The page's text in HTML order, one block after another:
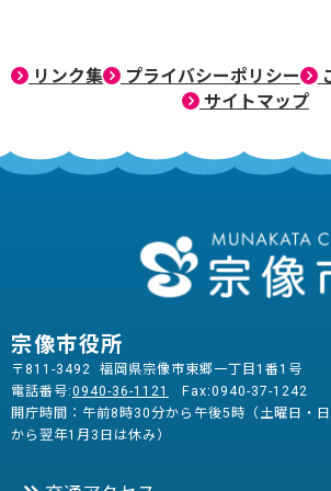
リンク集 プライバシーポリシー
サイトマップ
宗像市役所
〒811-3492 福岡県宗像市東郷一丁目1番1号
電話番号:0940-36-1121
Fax:0940-37-1242
開庁時間：午前8時30分から午後5時（土曜日・
から翌年1月3日は休み）